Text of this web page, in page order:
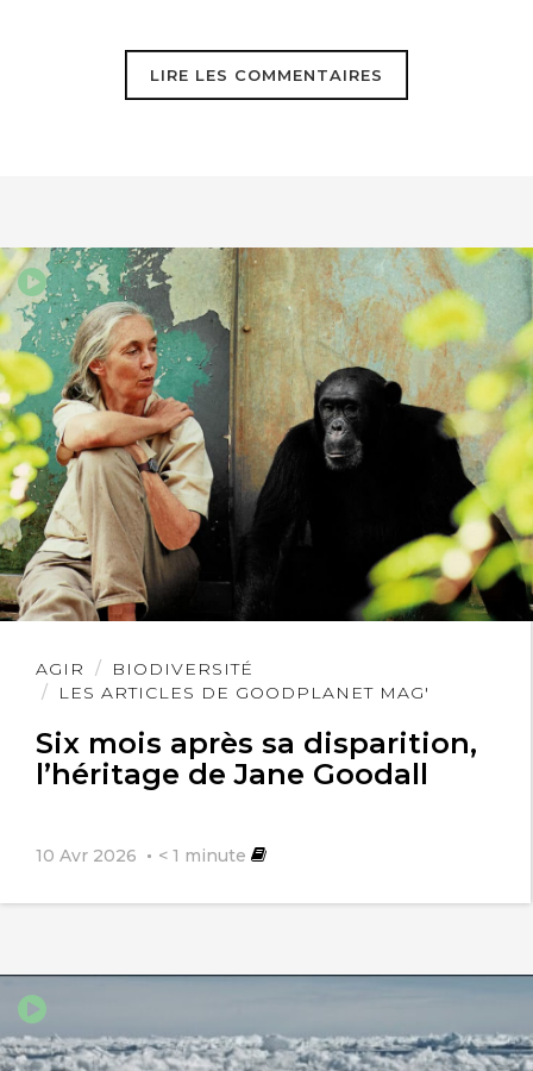
LIRE LES COMMENTAIRES
AGIR
BIODIVERSITÉ
LES ARTICLES DE GOODPLANET MAG'
Six mois après sa disparition,
l’héritage de Jane Goodall
10 Avr 2026 < 1 minute
Lire
l'article